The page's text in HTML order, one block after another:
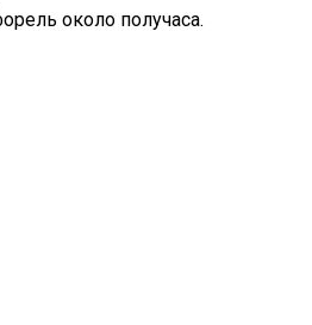
около получаса.